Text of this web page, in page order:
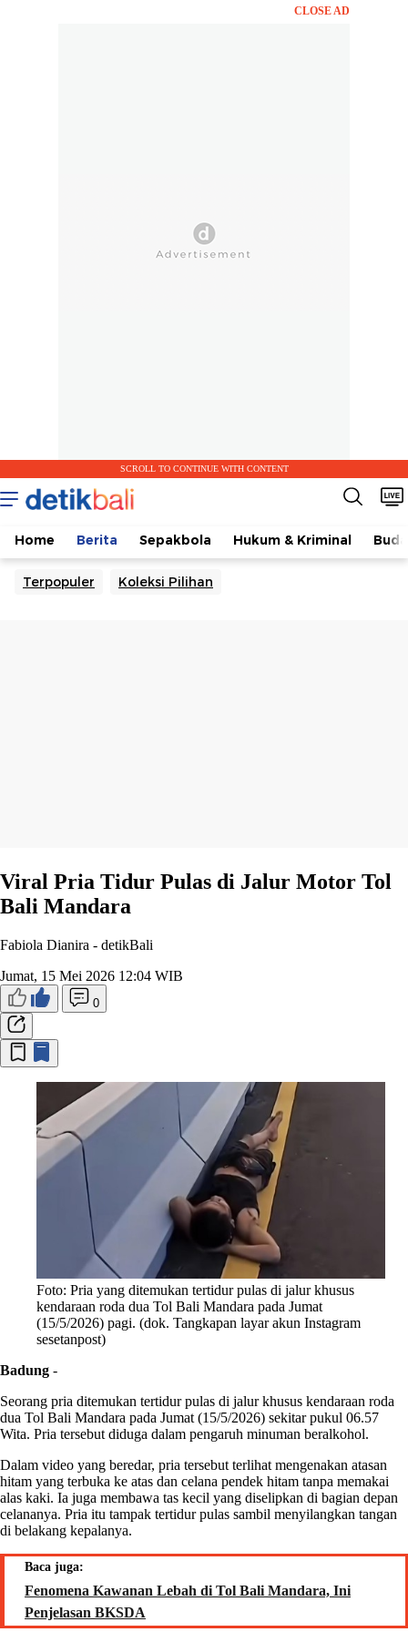
CLOSE AD
SCROLL TO CONTINUE WITH CONTENT
Home Berita Sepakbola Hukum & Kriminal
Terpopuler Koleksi Pilihan
Viral Pria Tidur Pulas di Jalur Motor Tol
Bali Mandara
Fabiola Dianira - detikBali
Jumat, 15 Mei 2026 12:04 WIB
0
Foto: Pria yang ditemukan tertidur pulas di jalur khusus
kendaraan roda dua Tol Bali Mandara pada Jumat
(15/5/2026) pagi. (dok. Tangkapan layar akun Instagram
sesetanpost)
Badung -
Seorang pria ditemukan tertidur pulas di jalur khusus kendaraan roda
dua Tol Bali Mandara pada Jumat (15/5/2026) sekitar pukul 06.57
Wita. Pria tersebut diduga dalam pengaruh minuman beralkohol.
Dalam video yang beredar, pria tersebut terlihat mengenakan atasan
hitam yang terbuka ke atas dan celana pendek hitam tanpa memakai
alas kaki. Ia juga membawa tas kecil yang diselipkan di bagian depan
celananya. Pria itu tampak tertidur pulas sambil menyilangkan tangan
di belakang kepalanya.
Baca juga:
Fenomena Kawanan Lebah di Tol Bali Mandara, Ini
Penjelasan BKSDA